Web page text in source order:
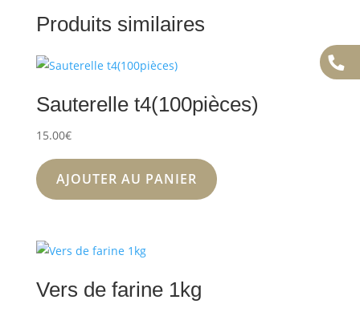
Produits similaires
Sauterelle t4(100pièces)
15.00€
AJOUTER AU PANIER
Vers de farine 1kg